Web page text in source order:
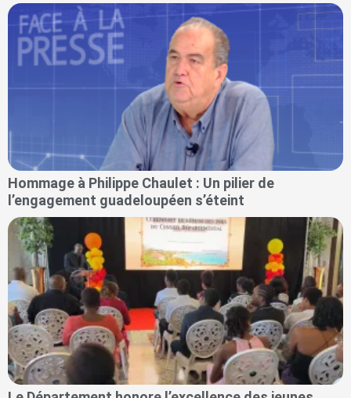
Hommage à Philippe Chaulet : Un pilier de
l’engagement guadeloupéen s’éteint